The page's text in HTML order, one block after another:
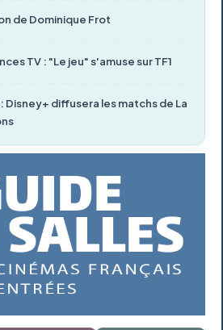
de Dominique Frot
TV : "Le jeu" s'amuse sur TF1
Disney+ diffusera les matchs de La